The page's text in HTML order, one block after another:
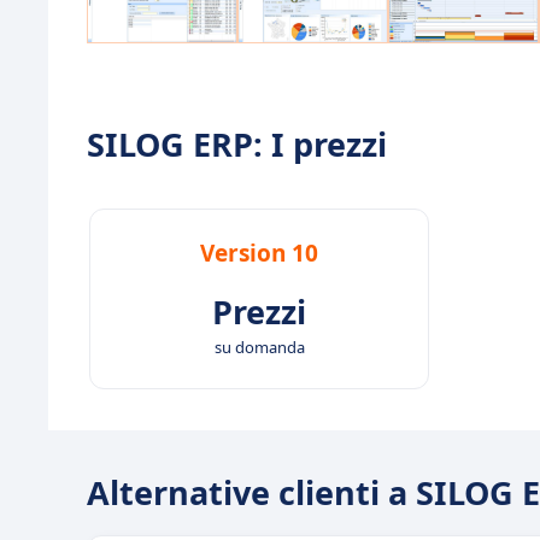
SILOG ERP: I prezzi
Version 10
Prezzi
su domanda
Alternative clienti a SILOG